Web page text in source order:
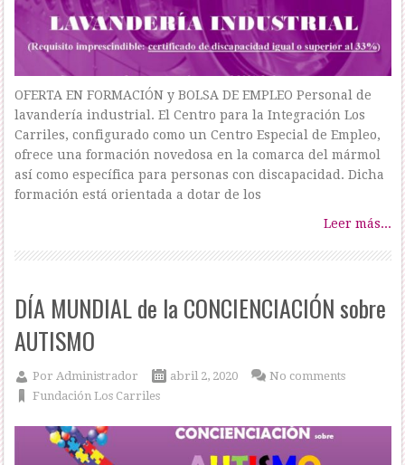
OFERTA EN FORMACIÓN y BOLSA DE EMPLEO Personal de
lavandería industrial. El Centro para la Integración Los
Carriles, configurado como un Centro Especial de Empleo,
ofrece una formación novedosa en la comarca del mármol
así como específica para personas con discapacidad. Dicha
formación está orientada a dotar de los
Leer más...
DÍA MUNDIAL de la CONCIENCIACIÓN sobre
AUTISMO
PorAdministrador
abril 2, 2020
Fundación Los Carriles
No comments